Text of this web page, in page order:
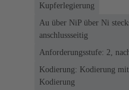
Kupferlegierung
Au über NiP über Ni
anschlussseitig
Anforderungsstufe: 2,
Kodierung: Kodierung
Kodierung